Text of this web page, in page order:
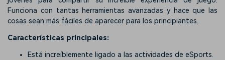
Funciona con tantas herramientas avanzadas y hace que las
cosas sean más fáciles de aparecer para los principiantes.
Características principales:
Está increíblemente ligado a las actividades de eSports.